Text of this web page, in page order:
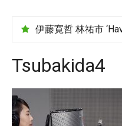
Tsubakida4